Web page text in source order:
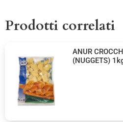
Prodotti correlati
ANUR
(NUGGETS)